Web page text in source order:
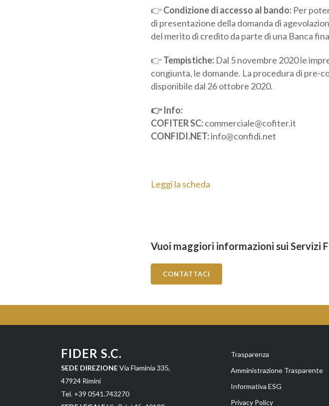
👉Condizione di accesso al bando: Per
data di presentazione della domanda di
valutazione del merito di credito da parte di
👉Tempistiche:Dal 5 novembre 2020 le
congiunta, le domande. La procedura di pre-
disponibile dal 26 ottobre 2020.
👉 Info:
COFITER SC:commerciale@cofiter.it
CONFIDI.NET:info@confidi.net
Leggi la scheda
Vuoi maggiori informazioni sui Servizi
CONTATTACI
FIDER S.C.
SEDE DIREZIONEVia Flaminia 335,
47924 Rimini
Tel. +39 0541.743270
Trasparenza
Amministrazione Trasparente
Informativa ESG
Privacy Policy